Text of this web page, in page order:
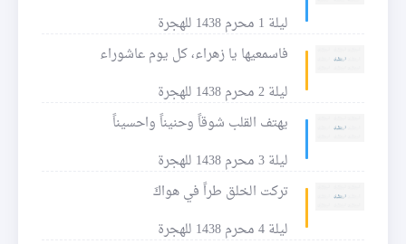
ليلة 1 محرم 1438 للهجرة
فاسمعيها يا زهراء، كل يوم عاشوراء
ليلة 2 محرم 1438 للهجرة
يهتف القلب شوقاً وحنيناً واحسيناً
ليلة 3 محرم 1438 للهجرة
تركت الخلق طراً في هواكَ
ليلة 4 محرم 1438 للهجرة